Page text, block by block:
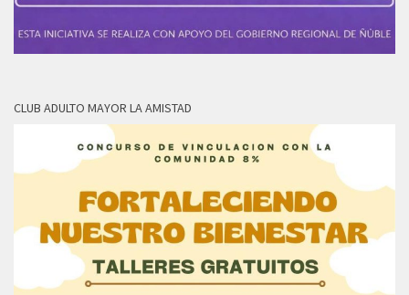
CLUB ADULTO MAYOR LA AMISTAD